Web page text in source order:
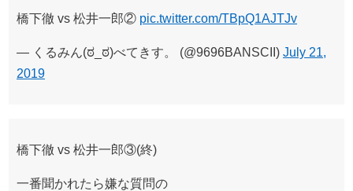
橋下徹 vs 松井一郎② pic.twitter.com/TBpQ1AJTJv
— くるみん(ಠ_ಠ)べてきす。 (@9696BANSCII) July 21,
2019
橋下徹 vs 松井一郎③(終)
一番聞かれたら嫌な質問の